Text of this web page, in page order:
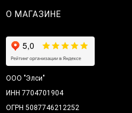
О МАГАЗИНЕ
ООО "Элси"
ИНН 7704701904
ОГРН 5087746212252